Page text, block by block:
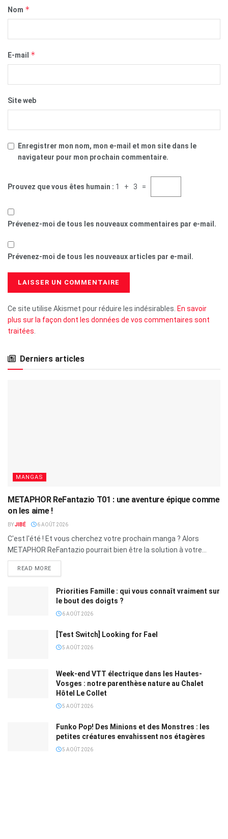
Nom *
E-mail *
Site web
Enregistrer mon nom, mon e-mail et mon site dans le
navigateur pour mon prochain commentaire.
Prouvez que vous êtes humain : 1 + 3 =
Prévenez-moi de tous les nouveaux commentaires par e-mail.
Prévenez-moi de tous les nouveaux articles par e-mail.
Ce site utilise Akismet pour réduire les indésirables. En savoir
plus sur la façon dont les données de vos commentaires sont
traitées
Derniers articles
MANGAS
METAPHOR ReFantazio T01 : une aventure épique comme
on les aime !
BYJIBÉ 6 AOÛT 2026
C'est l'été ! Et vous cherchez votre prochain manga ? Alors
METAPHOR ReFantazio pourrait bien être la solution à votre...
READ MORE
Priorities Famille : qui vous connaît vraiment sur
le bout des doigts ?
6 AOÛT 2026
[Test Switch] Looking for Fael
5 AOÛT 2026
Week-end VTT électrique dans les Hautes-
Vosges : notre parenthèse nature au Chalet
Hôtel Le Collet
5 AOÛT 2026
Funko Pop! Des Minions et des Monstres : les
petites créatures envahissent nos étagères
5 AOÛT 2026